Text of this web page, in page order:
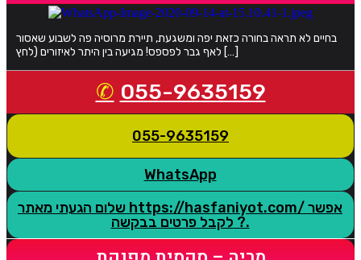
בחיים לא תראה בחורה כזאת יפה ומשגעת, תיירת מרוסיה פה לשבוע שאסור
לאף גבר לפספס! מגיעה בין היתר לאיזורים (לחץ […]
055-9635159
055-9635159
WhatsApp
שלום הגעתי מאתר https://hasfaniyot.com/ אפשר
לקבל פרטים בבקשה ?.